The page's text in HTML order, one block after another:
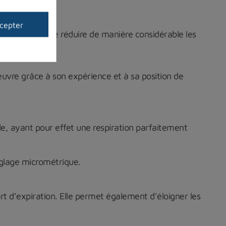
et permet de réduire de manière considérable les
grâce à son expérience et à sa position de
ayant pour effet une respiration parfaitement
micrométrique.
d’expiration. Elle permet également d’éloigner les